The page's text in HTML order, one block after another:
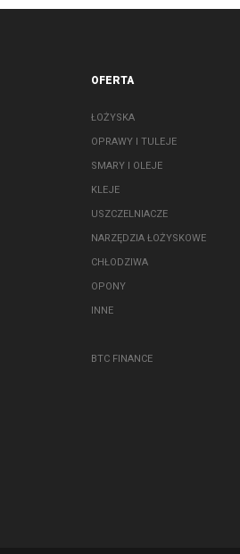
OFERTA
ŁOŻYSKA
OPRAWY I TULEJE
SMARY I OLEJE
KLEJE
USZCZELNIACZE
NARZĘDZIA ŁOŻYSKOWE
CHŁODZIWA
OPONY
INNE
BTC FINANCE